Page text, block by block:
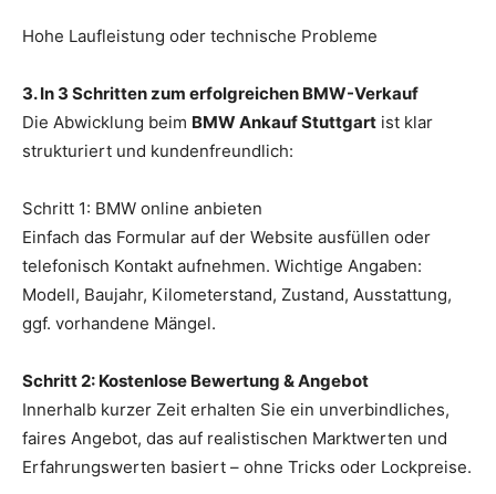
Hohe Laufleistung oder technische Probleme
3. In 3 Schritten zum erfolgreichen BMW-Verkauf
Die Abwicklung beim BMW Ankauf Stuttgart ist klar
strukturiert und kundenfreundlich:
Schritt 1: BMW online anbieten
Einfach das Formular auf der Website ausfüllen oder
telefonisch Kontakt aufnehmen. Wichtige Angaben:
Modell, Baujahr, Kilometerstand, Zustand, Ausstattung,
ggf. vorhandene Mängel.
Schritt 2: Kostenlose Bewertung & Angebot
Innerhalb kurzer Zeit erhalten Sie ein unverbindliches,
faires Angebot, das auf realistischen Marktwerten und
Erfahrungswerten basiert – ohne Tricks oder Lockpreise.